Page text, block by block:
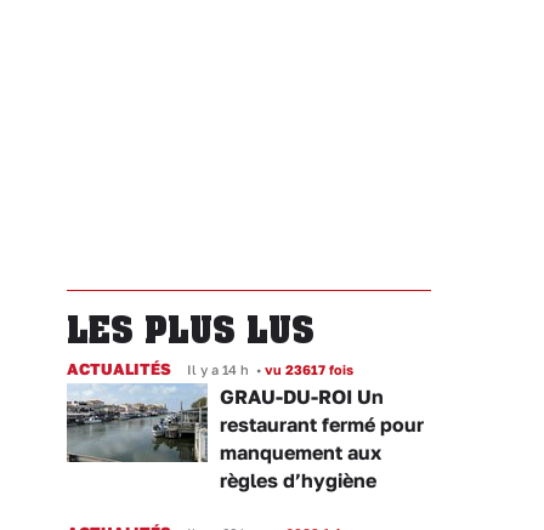
LES PLUS LUS
ACTUALITÉS Il y a 14 h • vu 23617 fois
GRAU-DU-ROI Un
restaurant fermé pour
manquement aux
règles d’hygiène